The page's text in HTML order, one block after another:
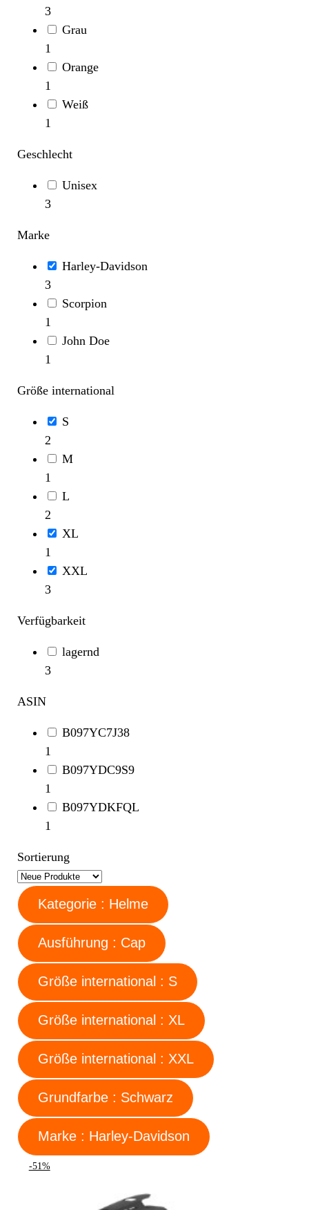
3
Grau
1
Orange
1
Weiß
1
Geschlecht
Unisex
3
Marke
Harley-Davidson
3
Scorpion
1
John Doe
1
Größe international
S
2
M
1
L
2
XL
1
XXL
3
Verfügbarkeit
lagernd
3
ASIN
B097YC7J38
1
B097YDC9S9
1
B097YDKFQL
1
Sortierung
Kategorie : Helme
Ausführung : Cap
Größe international : S
Größe international : XL
Größe international : XXL
Grundfarbe : Schwarz
Marke : Harley-Davidson
-51%